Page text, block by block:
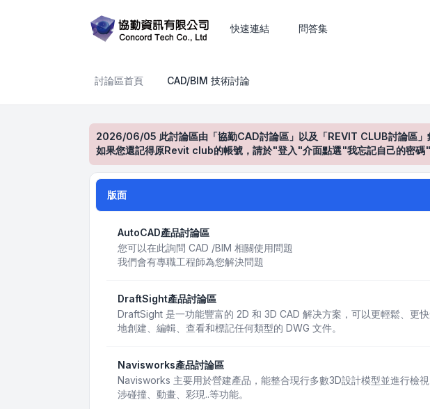
快速連結 問答集
討論區首頁 CAD/BIM 技術討論
2026/06/05 此討論區由「協勤CAD討論區」以及「REVIT CLUB討論區」
如果您還記得原Revit club的帳號，請於"登入"介面點選"我忘記自己的密碼"
版面
AutoCAD產品討論區
您可以在此詢問 CAD /BIM 相關使用問題
我們會有專職工程師為您解決問題
DraftSight產品討論區
DraftSight 是一功能豐富的 2D 和 3D CAD 解决方案，可以更輕鬆、更
地創建、編輯、查看和標記任何類型的 DWG 文件。
Navisworks產品討論區
Navisworks 主要用於營建產品，能整合現行多數3D設計模型並進行檢
涉碰撞、動畫、彩現..等功能。